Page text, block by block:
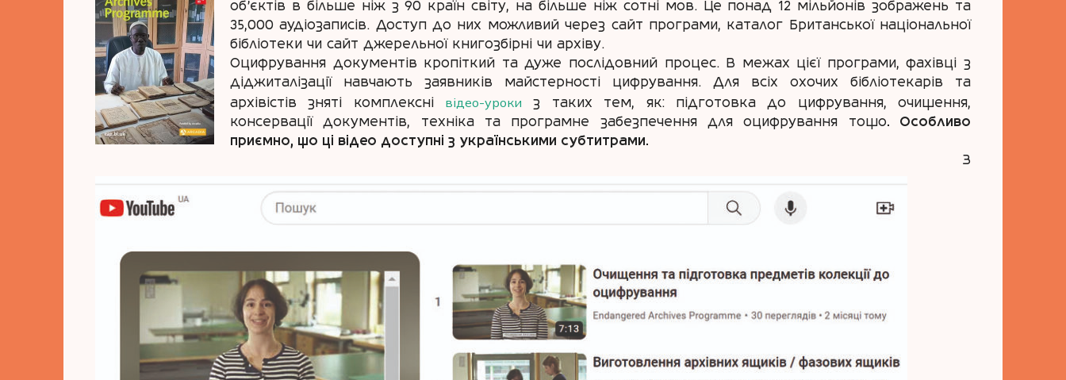
об’єктів в більше ніж з 90 країн світу, на більше ніж сотні мов. Це понад 12 мільйонів зображень та
35,000 аудіозаписів. Доступ до них можливий через сайт програми, каталог Британської національної
бібліотеки чи сайт джерельної книгозбірні чи архіву.
Оцифрування документів кропіткий та дуже послідовний процес. В межах цієї програми, фахівці з
діджиталізації навчають заявників майстерності цифрування. Для всіх охочих бібліотекарів та
архівістів зняті комплексні відео-уроки з таких тем, як: підготовка до цифрування, очищення,
консервації документів, техніка та програмне забезпечення для оцифрування тощо. Особливо
приємно, що ці відео доступні з українськими субтитрами.
З